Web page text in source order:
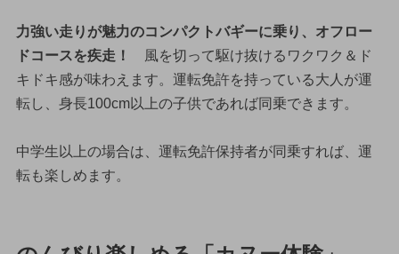
力強い走りが魅力のコンパクトバギーに乗り、オフロー
ドコースを疾走！
風を切って駆け抜けるワクワク＆ド
キドキ感が味わえます。運転免許を持っている大人が運
転し、身長100cm以上の子供であれば同乗できます。
中学生以上の場合は、運転免許保持者が同乗すれば、運
転も楽しめます。